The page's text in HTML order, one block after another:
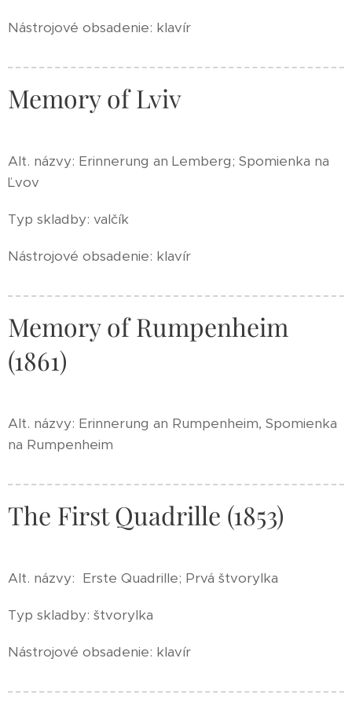
Nástrojové obsadenie: klavír
Memory of Lviv
Alt. názvy: Erinnerung an Lemberg; Spomienka na
Ľvov
Typ skladby: valčík
Nástrojové obsadenie: klavír
Memory of Rumpenheim
(1861)
Alt. názvy: Erinnerung an Rumpenheim, Spomienka
na Rumpenheim
The First Quadrille (1853)
Alt. názvy: Erste Quadrille; Prvá štvorylka
Typ skladby: štvorylka
Nástrojové obsadenie: klavír